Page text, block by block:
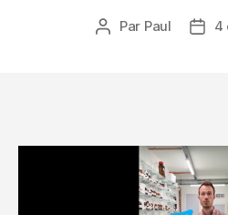
Auteur
Par Paul
Date
4